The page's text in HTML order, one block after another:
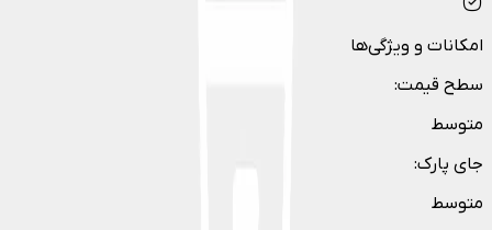
امکانات و ویژگی‌ها
سطح قیمت:
متوسط
جای پارک:
متوسط